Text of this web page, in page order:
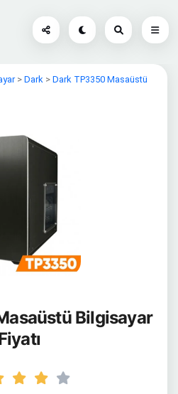
> Dark > Dark TP3350 Masaüstü
Bilgisayar